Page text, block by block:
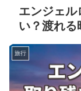
エンジェル
い？渡れる
旅行